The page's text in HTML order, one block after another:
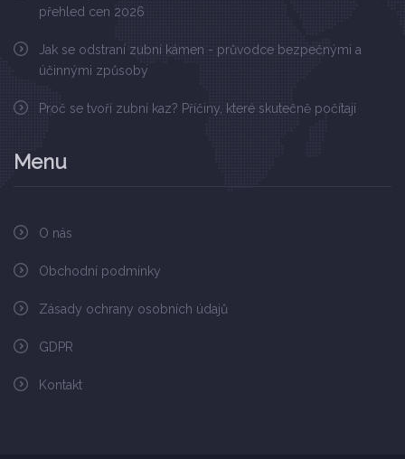
přehled cen 2026
Jak se odstraní zubní kámen - průvodce bezpečnými a
účinnými způsoby
Proč se tvoří zubní kaz? Příčiny, které skutečně počítají
Menu
O nás
Obchodní podmínky
Zásady ochrany osobních údajů
GDPR
Kontakt